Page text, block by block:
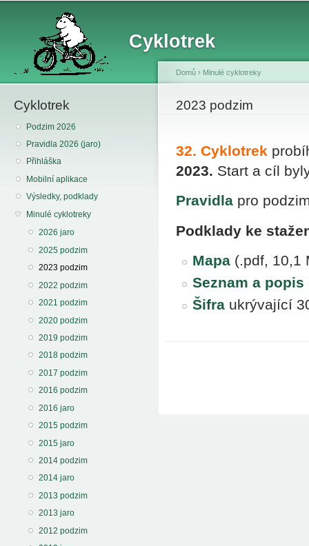
Cyklotrek
Cyklotrek
Podzim 2026
Pravidla 2026 (jaro)
Přihláška
Mobilní aplikace
Výsledky, podklady
Minulé cyklotreky
2026 jaro
2025 podzim
2023 podzim
2022 podzim
2021 podzim
2020 podzim
2019 podzim
2018 podzim
2017 podzim
2016 podzim
2016 jaro
2015 podzim
2015 jaro
2014 podzim
2014 jaro
2013 podzim
2013 jaro
2012 podzim
You are here
Domů › Minulé cyklotreky
2023 podzim
32. Cyklotrek
2023. Start a cíl
Pravidla pro
Podklady ke
Mapa (.pdf, 10,1
Seznam a
Šifra ukrývající